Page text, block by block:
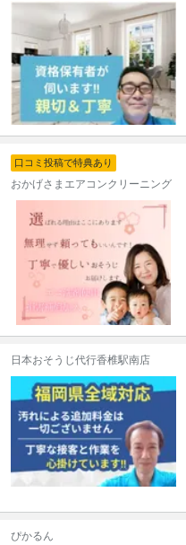
口コミ投稿で特典あり
おかげさまエアコンクリーニング
日本おそうじ代行香椎駅南店
ぴかるん